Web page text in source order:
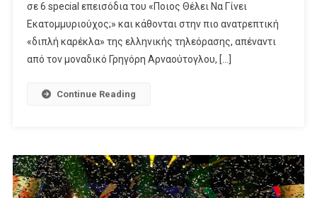
σε 6 special επεισόδια του «Ποιος Θέλει Να Γίνει
Εκατομμυριούχος;» και κάθονται στην πιο ανατρεπτική
«διπλή καρέκλα» της ελληνικής τηλεόρασης, απέναντι
από τον μοναδικό Γρηγόρη Αρναούτογλου, […]
Continue Reading